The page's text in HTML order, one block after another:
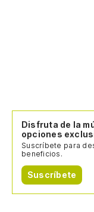
Disfruta de la
opciones
Suscríbete para
beneficios.
Suscríbete